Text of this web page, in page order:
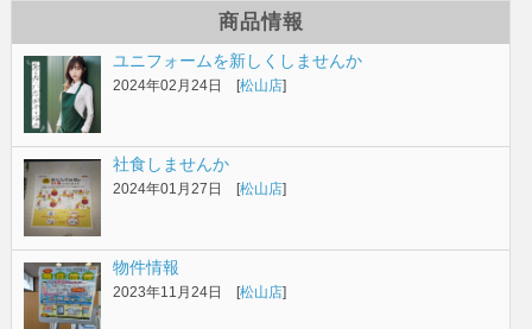
商品情報
ユニフォームを新しくしませんか
2024年02月24日 [松山店]
社食しませんか
2024年01月27日 [松山店]
物件情報
2023年11月24日 [松山店]